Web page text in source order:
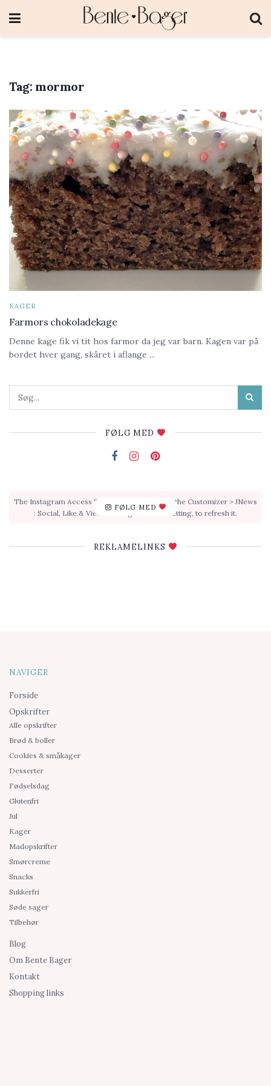
Tag: mormor
KAGER
Farmors chokoladekage
Denne kage fik vi tit hos farmor da jeg var barn. Kagen var på
bordet hver gang, skåret i aflange ...
FØLG MED
FØLG MED
The Instagram Access Token is expired, Go to the Customizer > JNews
: Social, Like & View > Instagram Feed Setting, to refresh it.
REKLAMELINKS
NAVIGER
Forside
Opskrifter
Alle opskrifter
Brød & boller
Cookies & småkager
Desserter
Fødselsdag
Glutenfri
Jul
Kager
Madopskrifter
Smørcreme
Snacks
Sukkerfri
Søde sager
Tilbehør
Blog
Om Bente Bager
Kontakt
Shopping links